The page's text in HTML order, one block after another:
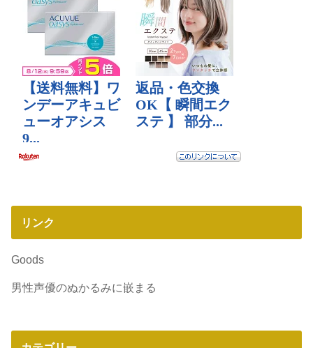
リンク
Goods
男性声優のぬかるみに嵌まる